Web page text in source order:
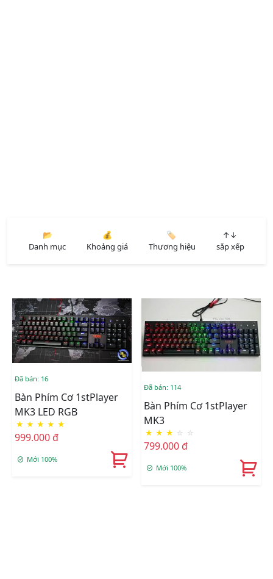
📂
Danh mục
💰
Khoảng giá
🏷️
Thương hiệu
↑↓
sắp xếp
Đã bán: 16
Bàn Phím Cơ 1stPlayer
MK3 LED RGB
★ ★ ★ ★ ★
999.000 đ
Mới 100%
Đã bán: 114
Bàn Phím Cơ 1stPlayer
MK3
★ ★ ★ ☆ ☆
799.000 đ
Mới 100%